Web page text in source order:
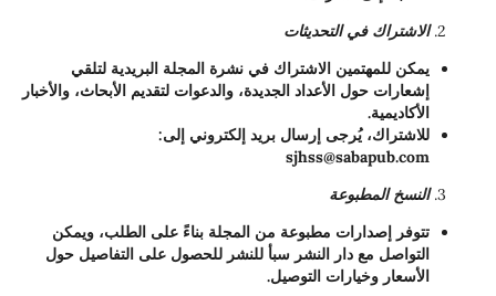
الاشتراك في التحديثات
يمكن للمهتمين الاشتراك في نشرة المجلة البريدية لتلقي
إشعارات حول الأعداد الجديدة، والدعوات لتقديم الأبحاث، والأخبار
الأكاديمية.
للاشتراك، يُرجى إرسال بريد إلكتروني إلى:
sjhss@sabapub.com
النسخ المطبوعة
تتوفر إصدارات مطبوعة من المجلة بناءً على الطلب، ويمكن
التواصل مع دار النشر سبأ للنشر للحصول على التفاصيل حول
الأسعار وخيارات التوصيل.